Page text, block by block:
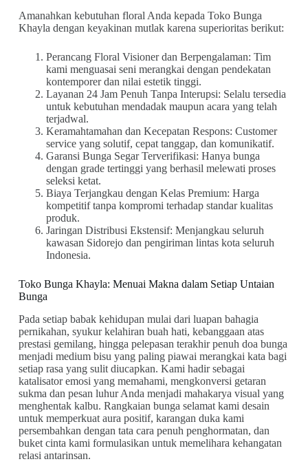
Amanahkan kebutuhan floral Anda kepada Toko Bunga
Khayla dengan keyakinan mutlak karena superioritas berikut:
Perancang Floral Visioner dan Berpengalaman: Tim
kami menguasai seni merangkai dengan pendekatan
kontemporer dan nilai estetik tinggi.
Layanan 24 Jam Penuh Tanpa Interupsi: Selalu tersedia
untuk kebutuhan mendadak maupun acara yang telah
terjadwal.
Keramahtamahan dan Kecepatan Respons: Customer
service yang solutif, cepat tanggap, dan komunikatif.
Garansi Bunga Segar Terverifikasi: Hanya bunga
dengan grade tertinggi yang berhasil melewati proses
seleksi ketat.
Biaya Terjangkau dengan Kelas Premium: Harga
kompetitif tanpa kompromi terhadap standar kualitas
produk.
Jaringan Distribusi Ekstensif: Menjangkau seluruh
kawasan Sidorejo dan pengiriman lintas kota seluruh
Indonesia.
Toko Bunga Khayla: Menuai Makna dalam Setiap Untaian
Bunga
Pada setiap babak kehidupan mulai dari luapan bahagia
pernikahan, syukur kelahiran buah hati, kebanggaan atas
prestasi gemilang, hingga pelepasan terakhir penuh doa bunga
menjadi medium bisu yang paling piawai merangkai kata bagi
setiap rasa yang sulit diucapkan. Kami hadir sebagai
katalisator emosi yang memahami, mengkonversi getaran
sukma dan pesan luhur Anda menjadi mahakarya visual yang
menghentak kalbu. Rangkaian bunga selamat kami desain
untuk memperkuat aura positif, karangan duka kami
persembahkan dengan tata cara penuh penghormatan, dan
buket cinta kami formulasikan untuk memelihara kehangatan
relasi antarinsan.